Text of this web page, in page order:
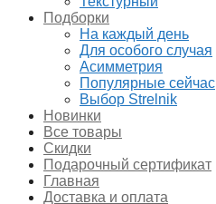
Подборки
На каждый день
Для особого случая
Асимметрия
Популярные сейчас
Выбор Strelnik
Новинки
Все товары
Скидки
Подарочный сертификат
Главная
Доставка и оплата